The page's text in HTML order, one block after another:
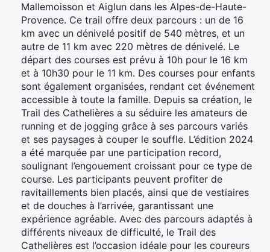
Mallemoisson et Aiglun dans les Alpes-de-Haute-
Provence. Ce trail offre deux parcours : un de 16
km avec un dénivelé positif de 540 mètres, et un
autre de 11 km avec 220 mètres de dénivelé. Le
départ des courses est prévu à 10h pour le 16 km
et à 10h30 pour le 11 km. Des courses pour enfants
sont également organisées, rendant cet événement
accessible à toute la famille. Depuis sa création, le
Trail des Cathelières a su séduire les amateurs de
running et de jogging grâce à ses parcours variés
et ses paysages à couper le souffle. L’édition 2024
a été marquée par une participation record,
soulignant l’engouement croissant pour ce type de
course. Les participants peuvent profiter de
ravitaillements bien placés, ainsi que de vestiaires
et de douches à l’arrivée, garantissant une
expérience agréable. Avec des parcours adaptés à
différents niveaux de difficulté, le Trail des
Cathelières est l’occasion idéale pour les coureurs